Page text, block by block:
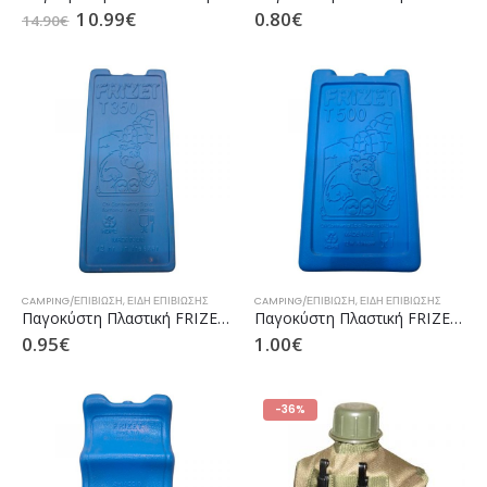
14.90€ 10.99€ 0.80€
CAMPING/ΕΠΙΒΙΩΣΗ,ΕΊΔΗ ΕΠΙΒΊΩΣΗΣ
Παγοκύστη Πλαστική FRIZET Ice Box T350 350g (11896)
0.95€
CAMPING/ΕΠΙΒΙΩΣΗ,ΕΊΔΗ ΕΠΙΒΊΩΣΗΣ
Παγοκύστη Πλαστική FRIZET Ice Box T500 500g (11895)
1.00€
-36%